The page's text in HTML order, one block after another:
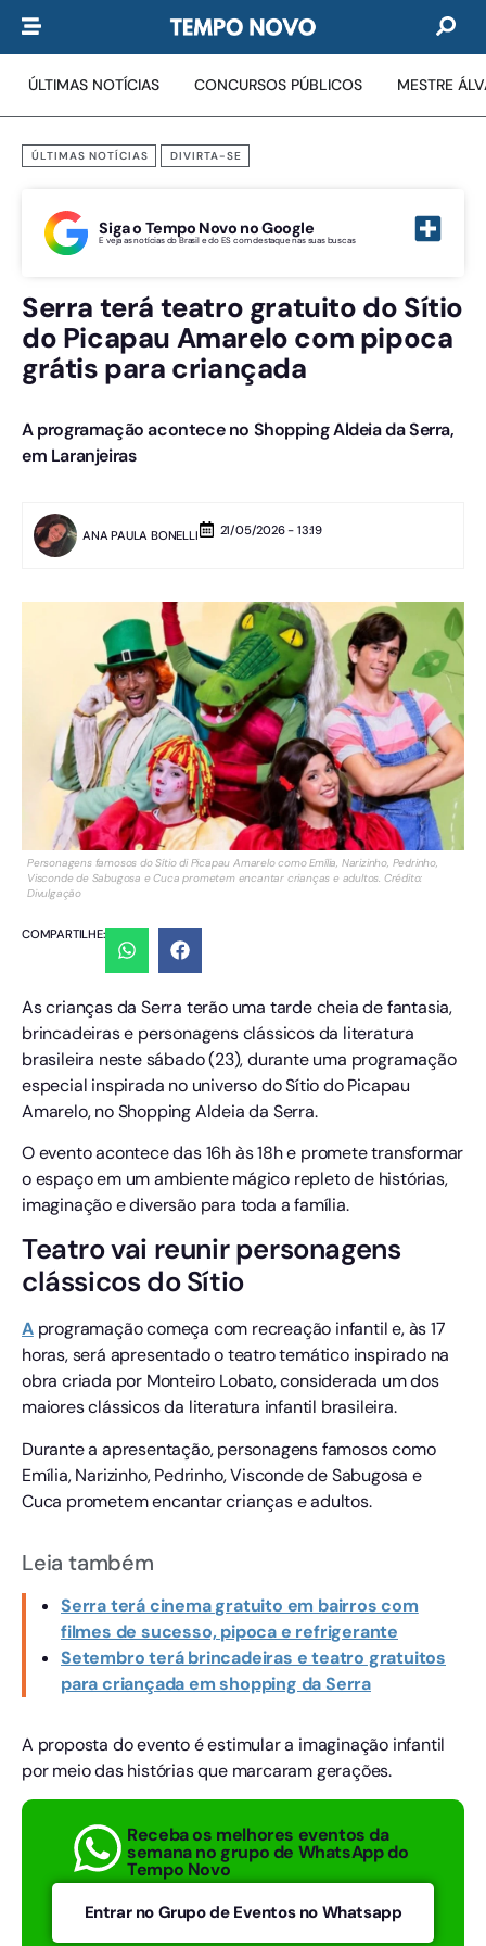
ÚLTIMAS NOTÍCIAS CONCURSOS PÚBLICOS MESTRE
ÚLTIMAS NOTÍCIAS DIVIRTA-SE
Siga o Tempo Novo no Google
E veja as notícias do Brasil e do ES com destaque nas suas buscas
Serra terá teatro gratuito do Sítio
do Picapau Amarelo com pipoca
grátis para criançada
A programação acontece no Shopping Aldeia da Serra,
em Laranjeiras
ANA PAULA BONELLI 21/05/2026 - 13:19
Personagens famosos do Sítio di Picapau Amarelo como Emília, Narizinho, Pedrinho,
Visconde de Sabugosa e Cuca prometem encantar crianças e adultos. Crédito:
Divulgação
COMPARTILHE:
As crianças da Serra terão uma tarde cheia de fantasia,
brincadeiras e personagens clássicos da literatura
brasileira neste sábado (23), durante uma programação
especial inspirada no universo do Sítio do Picapau
Amarelo, no Shopping Aldeia da Serra.
O evento acontece das 16h às 18h e promete transformar
o espaço em um ambiente mágico repleto de histórias,
imaginação e diversão para toda a família.
Teatro vai reunir personagens
clássicos do Sítio
Aprogramação começa com recreação infantil e, às 17
horas, será apresentado o teatro temático inspirado na
obra criada por Monteiro Lobato, considerada um dos
maiores clássicos da literatura infantil brasileira.
Durante a apresentação, personagens famosos como
Emília, Narizinho, Pedrinho, Visconde de Sabugosa e
Cuca prometem encantar crianças e adultos.
Leia também
Serra terá cinema gratuito em bairros com
filmes de sucesso, pipoca e refrigerante
Setembro terá brincadeiras e teatro gratuitos
para criançada em shopping da Serra
A proposta do evento é estimular a imaginação infantil
por meio das histórias que marcaram gerações.
Receba os melhores eventos da
semana no grupo de WhatsApp do
Tempo Novo
Entrar no Grupo de Eventos no Whatsapp